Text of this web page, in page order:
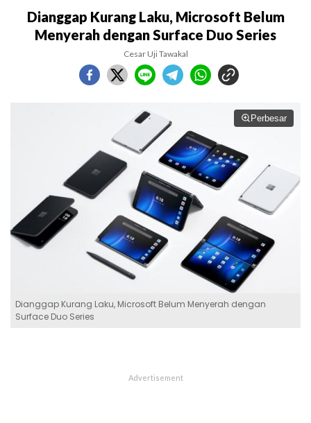
Dianggap Kurang Laku, Microsoft Belum
Menyerah dengan Surface Duo Series
Cesar Uji Tawakal
Perbesar
Dianggap Kurang Laku, Microsoft Belum Menyerah dengan
Surface Duo Series